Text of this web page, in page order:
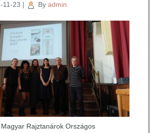
11-23 | By admin
Rajztanárok Országos